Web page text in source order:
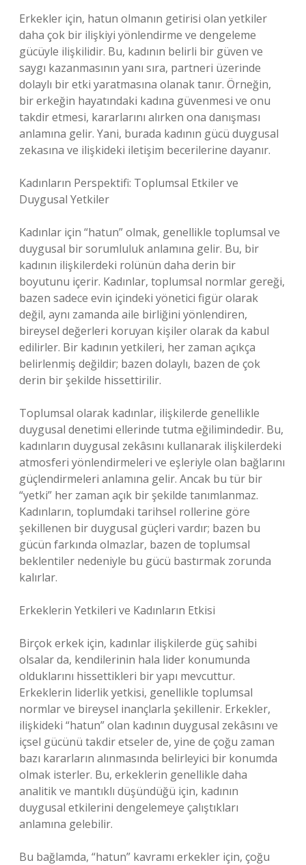
Erkekler için, hatun olmanın getirisi olan yetkiler
daha çok bir ilişkiyi yönlendirme ve dengeleme
gücüyle ilişkilidir. Bu, kadının belirli bir güven ve
saygı kazanmasının yanı sıra, partneri üzerinde
dolaylı bir etki yaratmasına olanak tanır. Örneğin,
bir erkeğin hayatındaki kadına güvenmesi ve onu
takdir etmesi, kararlarını alırken ona danışması
anlamına gelir. Yani, burada kadının gücü duygusal
zekasına ve ilişkideki iletişim becerilerine dayanır.
Kadınların Perspektifi: Toplumsal Etkiler ve
Duygusal Yetkiler
Kadınlar için “hatun” olmak, genellikle toplumsal ve
duygusal bir sorumluluk anlamına gelir. Bu, bir
kadının ilişkilerdeki rolünün daha derin bir
boyutunu içerir. Kadınlar, toplumsal normlar gereği,
bazen sadece evin içindeki yönetici figür olarak
değil, aynı zamanda aile birliğini yönlendiren,
bireysel değerleri koruyan kişiler olarak da kabul
edilirler. Bir kadının yetkileri, her zaman açıkça
belirlenmiş değildir; bazen dolaylı, bazen de çok
derin bir şekilde hissettirilir.
Toplumsal olarak kadınlar, ilişkilerde genellikle
duygusal denetimi ellerinde tutma eğilimindedir. Bu,
kadınların duygusal zekâsını kullanarak ilişkilerdeki
atmosferi yönlendirmeleri ve eşleriyle olan bağlarını
güçlendirmeleri anlamına gelir. Ancak bu tür bir
“yetki” her zaman açık bir şekilde tanımlanmaz.
Kadınların, toplumdaki tarihsel rollerine göre
şekillenen bir duygusal güçleri vardır; bazen bu
gücün farkında olmazlar, bazen de toplumsal
beklentiler nedeniyle bu gücü bastırmak zorunda
kalırlar.
Erkeklerin Yetkileri ve Kadınların Etkisi
Birçok erkek için, kadınlar ilişkilerde güç sahibi
olsalar da, kendilerinin hala lider konumunda
olduklarını hissettikleri bir yapı mevcuttur.
Erkeklerin liderlik yetkisi, genellikle toplumsal
normlar ve bireysel inançlarla şekillenir. Erkekler,
ilişkideki “hatun” olan kadının duygusal zekâsını ve
içsel gücünü takdir etseler de, yine de çoğu zaman
bazı kararların alınmasında belirleyici bir konumda
olmak isterler. Bu, erkeklerin genellikle daha
analitik ve mantıklı düşündüğü için, kadının
duygusal etkilerini dengelemeye çalıştıkları
anlamına gelebilir.
Bu bağlamda, “hatun” kavramı erkekler için, çoğu